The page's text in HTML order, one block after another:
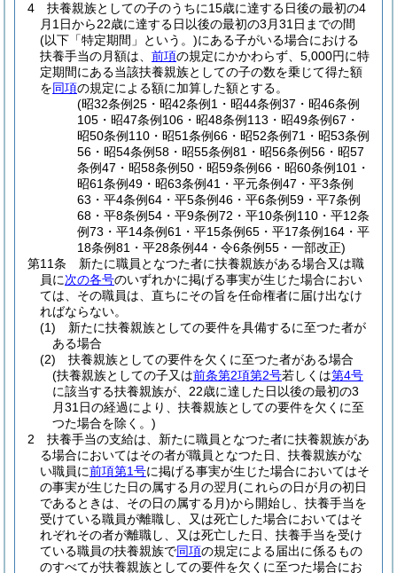
4
扶養親族としての子のうちに15歳に達する日後の最初の4
月1日から22歳に達する日以後の最初の3月31日までの間
(以下「特定期間」という。)にある子がいる場合における
扶養手当の月額は、 前項の規定にかかわらず、5,000円に特
定期間にある当該扶養親族としての子の数を乗じて得た額
を同項の規定による額に加算した額とする。
(昭32条例25・昭42条例1・昭44条例37・昭46条例
105・昭47条例106・昭48条例113・昭49条例67・
昭50条例110・昭51条例66・昭52条例71・昭53条例
56・昭54条例58・昭55条例81・昭56条例56・昭57
条例47・昭58条例50・昭59条例66・昭60条例101・
昭61条例49・昭63条例41・平元条例47・平3条例
63・平4条例64・平5条例46・平6条例59・平7条例
68・平8条例54・平9条例72・平10条例110・平12条
例73・平14条例61・平15条例65・平17条例164・平
18条例81・平28条例44・令6条例55・一部改正)
第11条
新たに職員となつた者に扶養親族がある場合又は職
員に次の各号のいずれかに掲げる事実が生じた場合におい
ては、その職員は、直ちにその旨を任命権者に届け出なけ
ればならない。
(1)
新たに扶養親族としての要件を具備するに至つた者が
ある場合
(2)
扶養親族としての要件を欠くに至つた者がある場合
(扶養親族としての子又は前条第2項第2号若しくは第4号
に該当する扶養親族が、22歳に達した日以後の最初の3
月31日の経過により、扶養親族としての要件を欠くに至
つた場合を除く。)
2
扶養手当の支給は、新たに職員となつた者に扶養親族があ
る場合においてはその者が職員となつた日、扶養親族がな
い職員に前項第1号に掲げる事実が生じた場合においてはそ
の事実が生じた日の属する月の翌月(これらの日が月の初日
であるときは、その日の属する月)から開始し、扶養手当を
受けている職員が離職し、又は死亡した場合においてはそ
れぞれその者が離職し、又は死亡した日、扶養手当を受け
ている職員の扶養親族で同項の規定による届出に係るもの
のすべてが扶養親族としての要件を欠くに至つた場合にお